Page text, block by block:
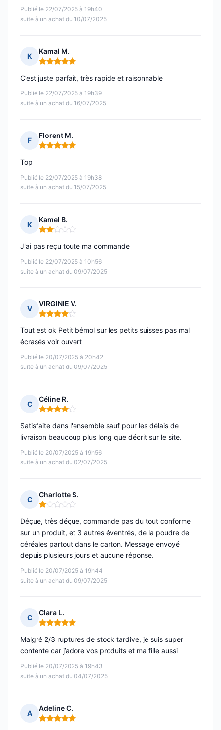
Publié le 22/07/2025 à 19h40
suite à un achat du 10/07/2025
K
Kamal M.
Note : 5 sur 5
Publié le 22/07/2025 à 19h39
suite à un achat du 16/07/2025
C’est juste parfait, très rapide et raisonnable
F
Florent M.
Note : 5 sur 5
Publié le 22/07/2025 à 19h38
suite à un achat du 15/07/2025
Top
K
Kamel B.
Note : 2 sur 5
Publié le 22/07/2025 à 10h56
suite à un achat du 09/07/2025
J'ai pas reçu toute ma commande
V
VIRGINIE V.
Note : 4 sur 5
Publié le 20/07/2025 à 20h42
suite à un achat du 09/07/2025
Tout est ok Petit bémol sur les petits suisses pas mal
écrasés voir ouvert
C
Céline R.
Note : 4 sur 5
Publié le 20/07/2025 à 19h56
suite à un achat du 02/07/2025
Satisfaite dans l'ensemble sauf pour les délais de
livraison beaucoup plus long que décrit sur le site.
C
Charlotte S.
Note : 1 sur 5
Publié le 20/07/2025 à 19h44
suite à un achat du 09/07/2025
Déçue, très déçue, commande pas du tout conforme
sur un produit, et 3 autres éventrés, de la poudre de
céréales partout dans le carton. Message envoyé
depuis plusieurs jours et aucune réponse.
C
Clara L.
Note : 5 sur 5
Publié le 20/07/2025 à 19h43
suite à un achat du 04/07/2025
Malgré 2/3 ruptures de stock tardive, je suis super
contente car j’adore vos produits et ma fille aussi
A
Adeline C.
Note : 5 sur 5